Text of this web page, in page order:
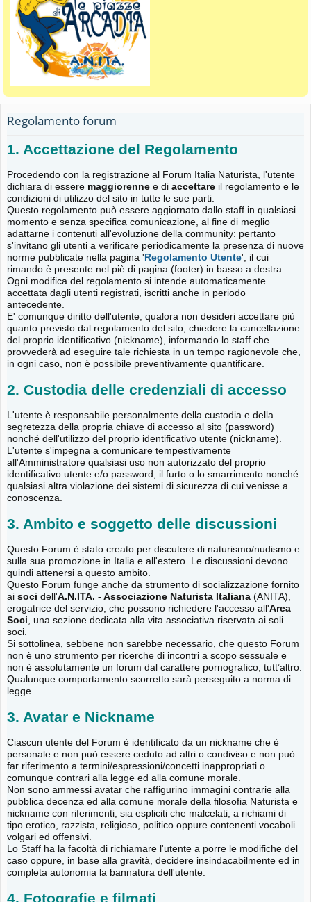
Regolamento forum
1. Accettazione del Regolamento
Procedendo con la registrazione al Forum Italia Naturista, l'utente
dichiara di essere maggiorenne e di accettare il regolamento e le
condizioni di utilizzo del sito in tutte le sue parti.
Questo regolamento può essere aggiornato dallo staff in qualsiasi
momento e senza specifica comunicazione, al fine di meglio
adattarne i contenuti all'evoluzione della community: pertanto
s'invitano gli utenti a verificare periodicamente la presenza di nuove
norme pubblicate nella pagina ' Regolamento Utente', il cui
rimando è presente nel piè di pagina (footer) in basso a destra.
Ogni modifica del regolamento si intende automaticamente
accettata dagli utenti registrati, iscritti anche in periodo
antecedente.
E' comunque diritto dell'utente, qualora non desideri accettare più
quanto previsto dal regolamento del sito, chiedere la cancellazione
del proprio identificativo (nickname), informando lo staff che
provvederà ad eseguire tale richiesta in un tempo ragionevole che,
in ogni caso, non è possibile preventivamente quantificare.
2. Custodia delle credenziali di accesso
L'utente è responsabile personalmente della custodia e della
segretezza della propria chiave di accesso al sito (password)
nonché dell'utilizzo del proprio identificativo utente (nickname).
L'utente s'impegna a comunicare tempestivamente
all'Amministratore qualsiasi uso non autorizzato del proprio
identificativo utente e/o password, il furto o lo smarrimento nonché
qualsiasi altra violazione dei sistemi di sicurezza di cui venisse a
conoscenza.
3. Ambito e soggetto delle discussioni
Questo Forum è stato creato per discutere di naturismo/nudismo e
sulla sua promozione in Italia e all'estero. Le discussioni devono
quindi attenersi a questo ambito.
Questo Forum funge anche da strumento di socializzazione fornito
ai soci dell'A.N.ITA. - Associazione Naturista Italiana (ANITA),
erogatrice del servizio, che possono richiedere l'accesso all'Area
Soci, una sezione dedicata alla vita associativa riservata ai soli
soci.
Si sottolinea, sebbene non sarebbe necessario, che questo Forum
non è uno strumento per ricerche di incontri a scopo sessuale e
non è assolutamente un forum dal carattere pornografico, tutt’altro.
Qualunque comportamento scorretto sarà perseguito a norma di
legge.
3. Avatar e Nickname
Ciascun utente del Forum è identificato da un nickname che è
personale e non può essere ceduto ad altri o condiviso e non può
far riferimento a termini/espressioni/concetti inappropriati o
comunque contrari alla legge ed alla comune morale.
Non sono ammessi avatar che raffigurino immagini contrarie alla
pubblica decenza ed alla comune morale della filosofia Naturista e
nickname con riferimenti, sia espliciti che malcelati, a richiami di
tipo erotico, razzista, religioso, politico oppure contenenti vocaboli
volgari ed offensivi.
Lo Staff ha la facoltà di richiamare l'utente a porre le modifiche del
caso oppure, in base alla gravità, decidere insindacabilmente ed in
completa autonomia la bannatura dell'utente.
4. Fotografie e filmati